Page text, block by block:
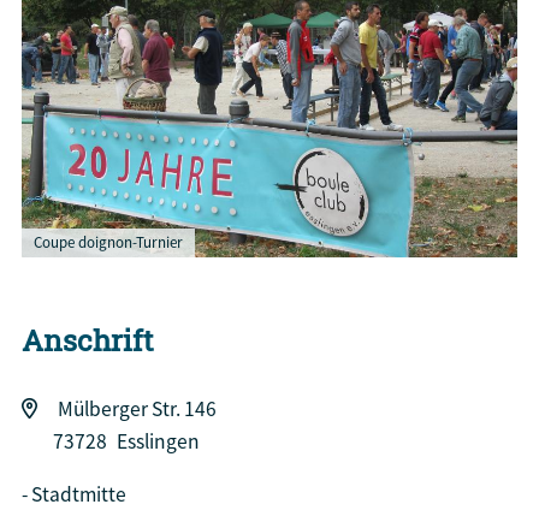
Coupe doignon-Turnier
Anschrift
Stadtmitte
Mülberger Str. 146
73728 Esslingen